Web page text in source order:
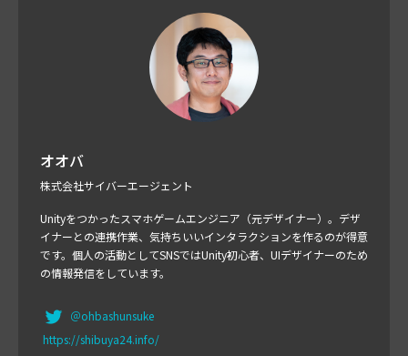
オオバ
株式会社サイバーエージェント
Unityをつかったスマホゲームエンジニア（元デザイナー）。デザ
イナーとの連携作業、気持ちいいインタラクションを作るのが得意
です。個人の活動としてSNSではUnity初心者、UIデザイナーのため
の情報発信をしています。
＠ohbashunsuke
https://shibuya24.info/